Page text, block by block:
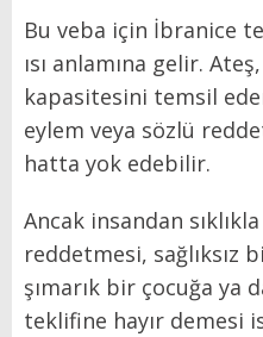
Bu veba için İbranice
ısı anlamına gelir.
kapasitesini temsil
eylem veya sözlü
hatta yok edebilir.
Ancak insandan
reddetmesi, sağlıksız
şımarık bir çocuğa ya
teklifine hayır demesi